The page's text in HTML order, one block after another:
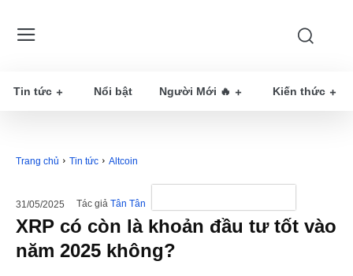
Tin tức Nổi bật Người Mới 🔥 Kiến thức
Trang chủ Tin tức Altcoin
31/05/2025 Tác giả Tân Tân
XRP có còn là khoản đầu tư tốt vào
năm 2025 không?